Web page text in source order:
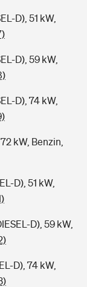
D), 51 kW,
D), 59 kW,
D), 74 kW,
kW, Benzin,
D), 51 kW,
D), 59 kW,
D), 74 kW,